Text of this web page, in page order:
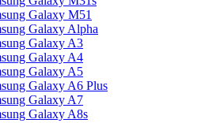
Galaxy M51
Galaxy Alpha
Galaxy A3
Galaxy A4
Galaxy A5
Galaxy A6 Plus
Galaxy A7
Galaxy A8s